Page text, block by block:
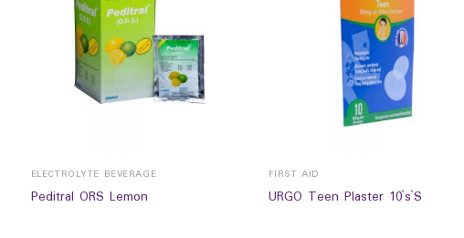
ELECTROLYTE BEVERAGE
Peditral ORS Lemon
FIRST AID
URGO Teen Plaster 10`s`S